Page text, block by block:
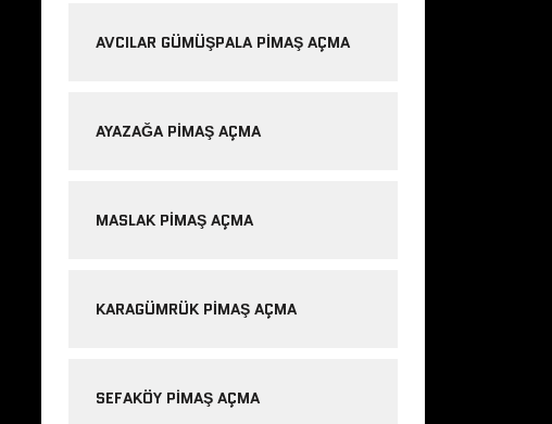
AVCILAR GÜMÜŞPALA PIMAŞ AÇMA
AYAZAĞA PIMAŞ AÇMA
MASLAK PIMAŞ AÇMA
KARAGÜMRÜK PIMAŞ AÇMA
SEFAKÖY PIMAŞ AÇMA